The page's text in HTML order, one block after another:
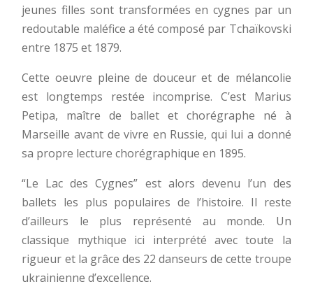
jeunes filles sont transformées en cygnes par un
redoutable maléfice a été composé par Tchaïkovski
entre 1875 et 1879.
Cette oeuvre pleine de douceur et de mélancolie
est longtemps restée incomprise. C’est Marius
Petipa, maître de ballet et chorégraphe né à
Marseille avant de vivre en Russie, qui lui a donné
sa propre lecture chorégraphique en 1895.
“Le Lac des Cygnes” est alors devenu l’un des
ballets les plus populaires de l’histoire. Il reste
d’ailleurs le plus représenté au monde. Un
classique mythique ici interprété avec toute la
rigueur et la grâce des 22 danseurs de cette troupe
ukrainienne d’excellence.